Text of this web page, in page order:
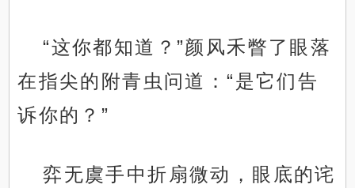
“这你都知道？”颜风禾瞥了眼落
在指尖的附青虫问道：“是它们告
诉你的？”
弈无虞手中折扇微动，眼底的诧